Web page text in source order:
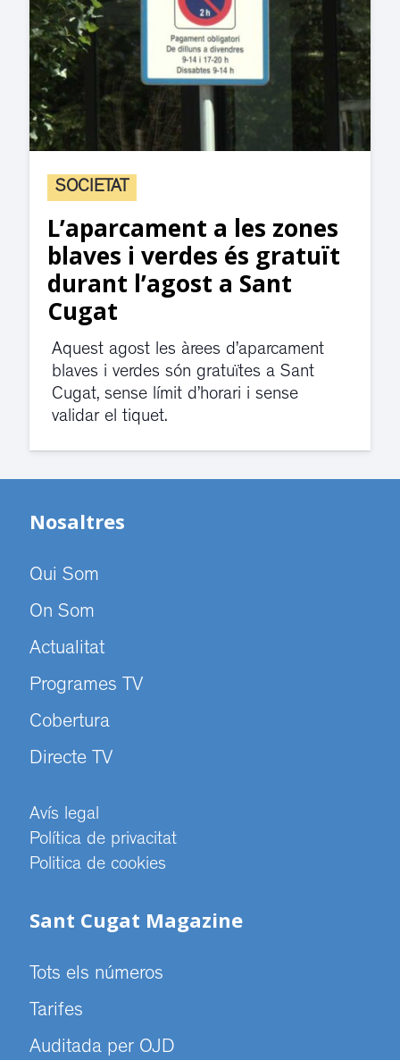
SOCIETAT
L’aparcament a les zones
blaves i verdes és gratuït
durant l’agost a Sant
Cugat
Aquest agost les àrees d’aparcament
blaves i verdes són gratuïtes a Sant
Cugat, sense límit d’horari i sense
validar el tiquet.
Nosaltres
Qui Som
On Som
Actualitat
Programes TV
Cobertura
Directe TV
Avís legal
Política de privacitat
Politica de cookies
Sant Cugat Magazine
Tots els números
Tarifes
Auditada per OJD